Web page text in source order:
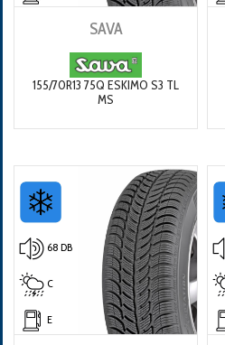
SAVA
155/70R13 75Q ESKIMO S3 TL
MS
68 DB
C
E